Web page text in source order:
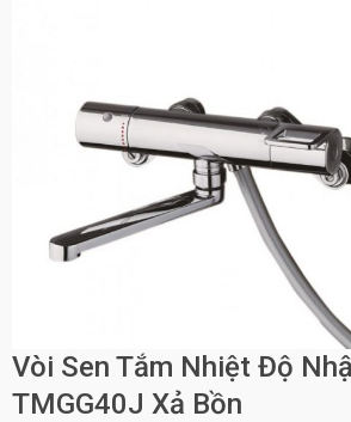
Vòi Sen Tắm Nhiệt Độ
TMGG40J Xả Bồn